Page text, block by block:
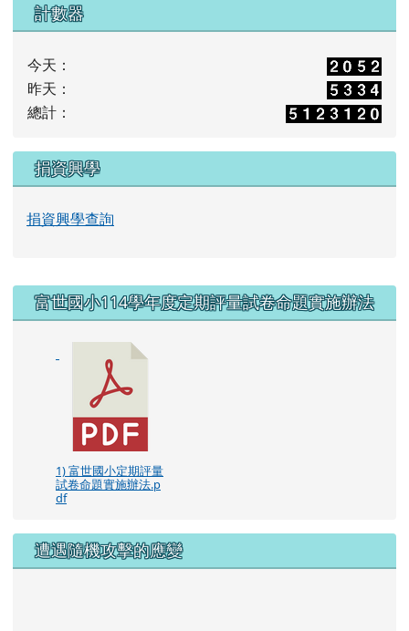
計數器
今天：
昨天：
總計：
捐資興學
捐資興學查詢
右邊區域內容
富世國小114學年度定期評量試卷命題實施辦法
1) 富世國小定期評量
試卷命題實施辦法.p
df
遭遇隨機攻擊的應變